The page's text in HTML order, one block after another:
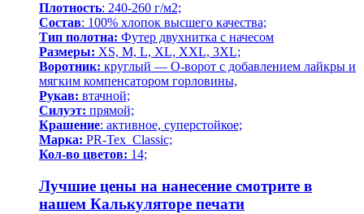
Плотность: 240-260 г/м2;
Состав: 100% хлопок высшего качества;
Тип полотна: Футер двухнитка с начесом
Размеры: XS, M, L, XL, XXL, 3XL;
Воротник: круглый — О-ворот с добавлением лайкры и
мягким компенсатором горловины,
Рукав: втачной;
Силуэт: прямой;
Крашение: активное, суперстойкое;
Марка: PR-Tex Classic;
Кол-во цветов: 14;
Лучшие цены на нанесение смотрите в
нашем Калькуляторе печати